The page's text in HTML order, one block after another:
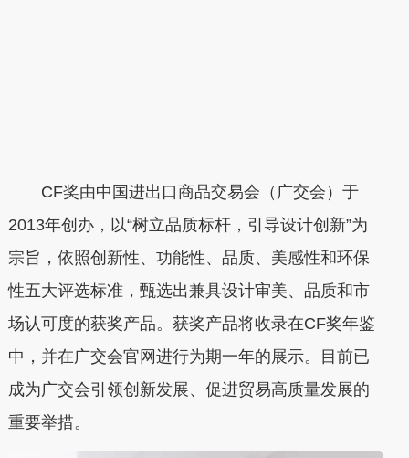
CF奖由中国进出口商品交易会（广交会）于
2013年创办，以“树立品质标杆，引导设计创新”为
宗旨，依照创新性、功能性、品质、美感性和环保
性五大评选标准，甄选出兼具设计审美、品质和市
场认可度的获奖产品。获奖产品将收录在CF奖年鉴
中，并在广交会官网进行为期一年的展示。目前已
成为广交会引领创新发展、促进贸易高质量发展的
重要举措。